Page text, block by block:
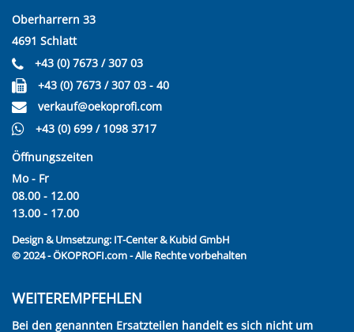
Oberharrern 33
4691 Schlatt
+43 (0) 7673 / 307 03
+43 (0) 7673 / 307 03 - 40
verkauf@oekoprofi.com
+43 (0) 699 / 1098 3717
Öffnungszeiten
Mo - Fr
08.00 - 12.00
13.00 - 17.00
Design & Umsetzung: IT-Center & Kubid GmbH
© 2024 - ÖKOPROFI.com - Alle Rechte vorbehalten
WEITEREMPFEHLEN
Bei den genannten Ersatzteilen handelt es sich nicht um